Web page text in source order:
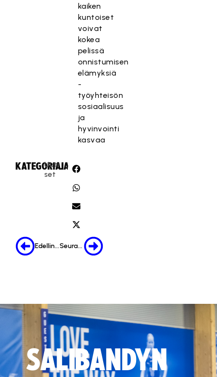
kaiken
kuntoiset
voivat
kokea
pelissä
onnistumisen
elämyksiä
-
työyhteisön
sosiaalisuus
ja
hyvinvointi
kasvaa
KATEGORIA:
Uuti
set
JAA:
Edellinen Seuraava
SALIBANDYN